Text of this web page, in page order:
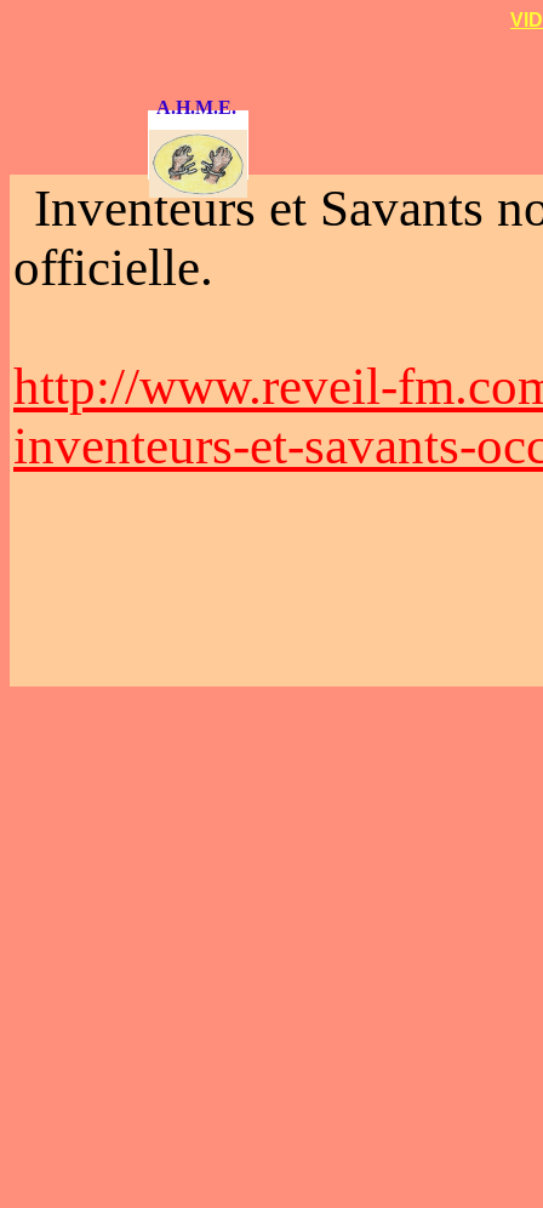
A.H.M.E.
Inventeurs et Savants
officielle.
http://www.reveil-
inventeurs-et-savants-